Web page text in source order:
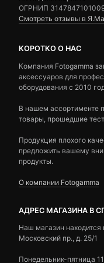
ОГРНИП
Смотреть отзывы в
КОРОТКО О НАС
Компания Fotogamma
аксессуаров для
оборудования с 2010
В нашем ассортименте
товары, прошедшие
Продукция плохого
предложить вашему
продукты.
О компании Fotogamma
АДРЕС МАГАЗИНА В
Наш магазин находится
Московский пр., д. 25/1
Понедельник-пятница